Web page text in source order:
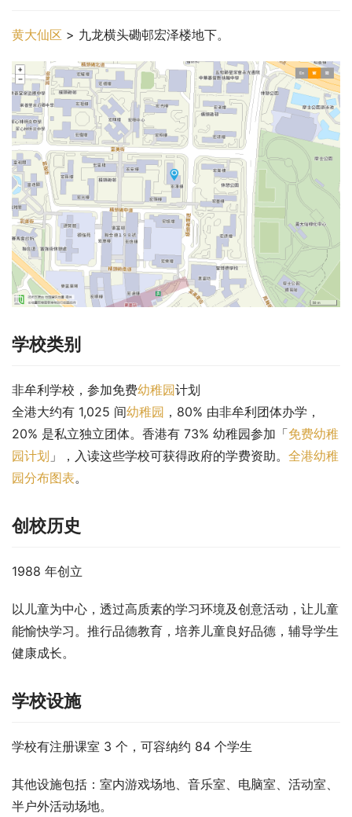
黄大仙区 > 九龙横头磡邨宏泽楼地下。
学校类别
非牟利学校，参加免费幼稚园计划
全港大约有 1,025 间幼稚园 ，80% 由非牟利团体办学，
20% 是私立独立团体。香港有 73% 幼稚园参加「免费幼稚
园计划 」，入读这些学校可获得政府的学费资助。 全港幼稚
园分布图表。
创校历史
1988 年创立
以儿童为中心，透过高质素的学习环境及创意活动，让儿童
能愉快学习。推行品德教育，培养儿童良好品德，辅导学生
健康成长。
学校设施
学校有注册课室 3 个，可容纳约 84 个学生
其他设施包括：室内游戏场地、音乐室、电脑室、活动室、
半户外活动场地。